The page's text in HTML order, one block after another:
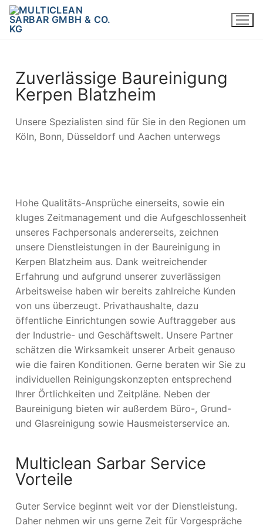
Zuverlässige Baureinigung
Kerpen Blatzheim
Unsere Spezialisten sind für Sie in den Regionen um
Köln, Bonn, Düsseldorf und Aachen unterwegs
Hohe Qualitäts-Ansprüche einerseits, sowie ein
kluges Zeitmanagement und die Aufgeschlossenheit
unseres Fachpersonals andererseits, zeichnen
unsere Dienstleistungen in der Baureinigung in
Kerpen Blatzheim aus. Dank weitreichender
Erfahrung und aufgrund unserer zuverlässigen
Arbeitsweise haben wir bereits zahlreiche Kunden
von uns überzeugt. Privathaushalte, dazu
öffentliche Einrichtungen sowie Auftraggeber aus
der Industrie- und Geschäftswelt. Unsere Partner
schätzen die Wirksamkeit unserer Arbeit genauso
wie die fairen Konditionen. Gerne beraten wir Sie zu
individuellen Reinigungskonzepten entsprechend
Ihrer Örtlichkeiten und Zeitpläne. Neben der
Baureinigung bieten wir außerdem Büro-, Grund-
und Glasreinigung sowie Hausmeisterservice an.
Multiclean Sarbar Service
Vorteile
Guter Service beginnt weit vor der Dienstleistung.
Daher nehmen wir uns gerne Zeit für Vorgespräche